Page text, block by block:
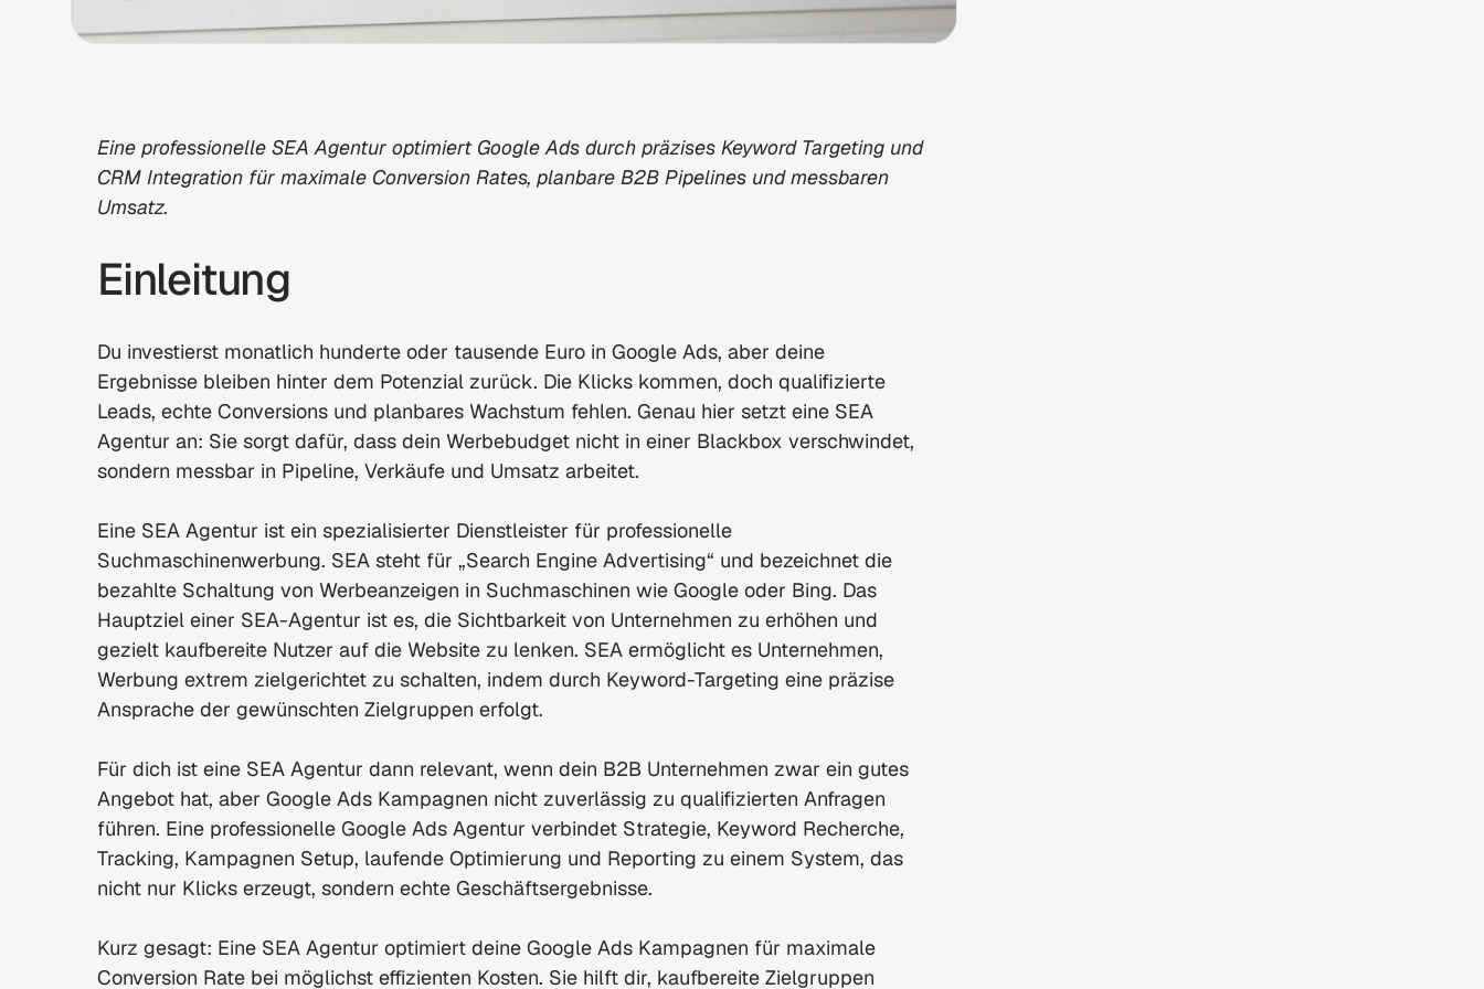
Eine professionelle SEA Agentur optimiert Google Ads durch präzises Keyword Targeting und
CRM Integration für maximale Conversion Rates, planbare B2B Pipelines und messbaren
Umsatz.
Einleitung
Du investierst monatlich hunderte oder tausende Euro in Google Ads, aber deine
Ergebnisse bleiben hinter dem Potenzial zurück. Die Klicks kommen, doch qualifizierte
Leads, echte Conversions und planbares Wachstum fehlen. Genau hier setzt eine SEA
Agentur an: Sie sorgt dafür, dass dein Werbebudget nicht in einer Blackbox verschwindet,
sondern messbar in Pipeline, Verkäufe und Umsatz arbeitet.
Eine SEA Agentur ist ein spezialisierter Dienstleister für professionelle
Suchmaschinenwerbung. SEA steht für „Search Engine Advertising“ und bezeichnet die
bezahlte Schaltung von Werbeanzeigen in Suchmaschinen wie Google oder Bing. Das
Hauptziel einer SEA-Agentur ist es, die Sichtbarkeit von Unternehmen zu erhöhen und
gezielt kaufbereite Nutzer auf die Website zu lenken. SEA ermöglicht es Unternehmen,
Werbung extrem zielgerichtet zu schalten, indem durch Keyword-Targeting eine präzise
Ansprache der gewünschten Zielgruppen erfolgt.
Für dich ist eine SEA Agentur dann relevant, wenn dein B2B Unternehmen zwar ein gutes
Angebot hat, aber Google Ads Kampagnen nicht zuverlässig zu qualifizierten Anfragen
führen. Eine professionelle Google Ads Agentur verbindet Strategie, Keyword Recherche,
Tracking, Kampagnen Setup, laufende Optimierung und Reporting zu einem System, das
nicht nur Klicks erzeugt, sondern echte Geschäftsergebnisse.
Kurz gesagt: Eine SEA Agentur optimiert deine Google Ads Kampagnen für maximale
Conversion Rate bei möglichst effizienten Kosten. Sie hilft dir, kaufbereite Zielgruppen